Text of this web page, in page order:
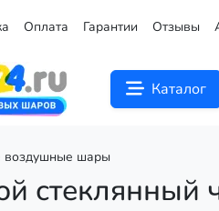
Оплата Гарантии Отзывы
Каталог
воздушные шары
стеклянный